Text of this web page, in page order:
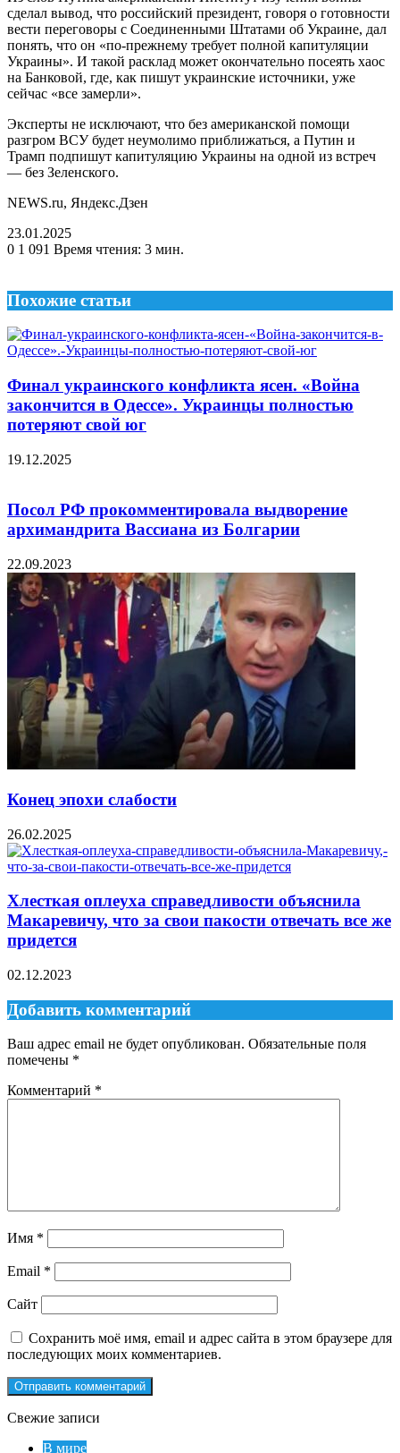
сделал вывод, что российский президент, говоря о готовности
вести переговоры с Соединенными Штатами об Украине, дал
понять, что он «по-прежнему требует полной капитуляции
Украины». И такой расклад может окончательно посеять хаос
на Банковой, где, как пишут украинские источники, уже
сейчас «все замерли».
Эксперты не исключают, что без американской помощи
разгром ВСУ будет неумолимо приближаться, а Путин и
Трамп подпишут капитуляцию Украины на одной из встреч
— без Зеленского.
NEWS.ru, Яндекс.Дзен
23.01.2025
0 1 091 Время чтения: 3 мин.
Похожие статьи
Финал украинского конфликта ясен. «Война
закончится в Одессе». Украинцы полностью
потеряют свой юг
19.12.2025
Посол РФ прокомментировала выдворение
архимандрита Вассиана из Болгарии
22.09.2023
Конец эпохи слабости
26.02.2025
Хлесткая оплеуха справедливости объяснила
Макаревичу, что за свои пакости отвечать все же
придется
02.12.2023
Добавить комментарий
Ваш адрес email не будет опубликован. Обязательные поля
помечены *
Комментарий *
Имя *
Email *
Сайт
Сохранить моё имя, email и адрес сайта в этом браузере для
последующих моих комментариев.
Свежие записи
В мире